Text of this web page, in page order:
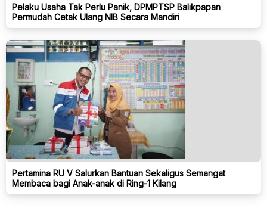
Pelaku Usaha Tak Perlu Panik, DPMPTSP Balikpapan
Permudah Cetak Ulang NIB Secara Mandiri
Pertamina RU V Salurkan Bantuan Sekaligus Semangat
Membaca bagi Anak-anak di Ring-1 Kilang